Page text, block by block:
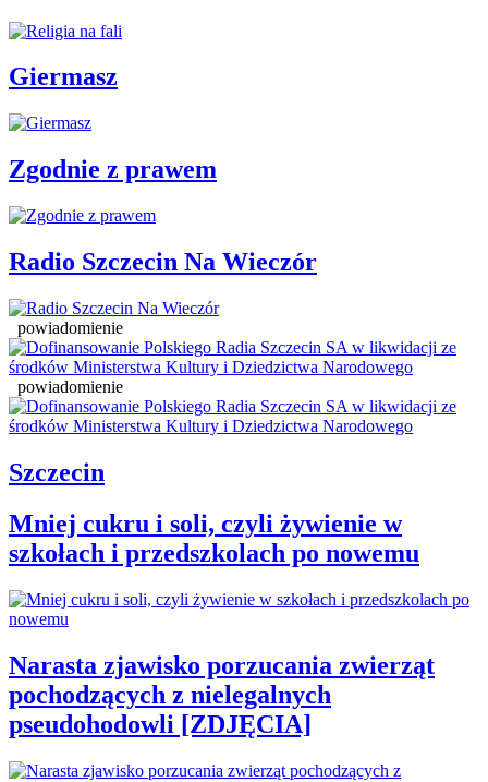
Giermasz
Zgodnie z prawem
Radio Szczecin Na Wieczór
powiadomienie
powiadomienie
Szczecin
Mniej cukru i soli, czyli żywienie w
szkołach i przedszkolach po nowemu
Narasta zjawisko porzucania zwierząt
pochodzących z nielegalnych
pseudohodowli [ZDJĘCIA]